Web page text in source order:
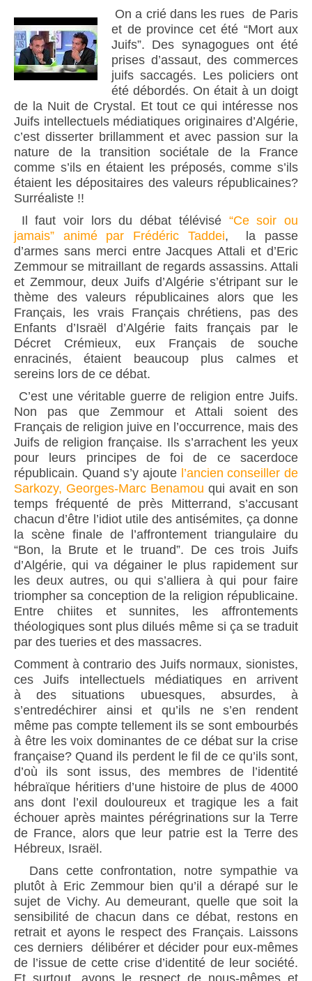
On a crié dans les rues de Paris
et de province cet été “Mort aux
Juifs”. Des synagogues ont été
prises d’assaut, des commerces
juifs saccagés. Les policiers ont
été débordés. On était à un doigt
de la Nuit de Crystal. Et tout ce qui intéresse nos
Juifs intellectuels médiatiques originaires d’Algérie,
c’est disserter brillamment et avec passion sur la
nature de la transition sociétale de la France
comme s’ils en étaient les préposés, comme s’ils
étaient les dépositaires des valeurs républicaines?
Surréaliste !!
Il faut voir lors du débat télévisé “Ce soir ou
jamais” animé par Frédéric Taddei, la passe
d’armes sans merci entre Jacques Attali et d’Eric
Zemmour se mitraillant de regards assassins. Attali
et Zemmour, deux Juifs d’Algérie s’étripant sur le
thème des valeurs républicaines alors que les
Français, les vrais Français chrétiens, pas des
Enfants d’Israël d’Algérie faits français par le
Décret Crémieux, eux Français de souche
enracinés, étaient beaucoup plus calmes et
sereins lors de ce débat.
C’est une véritable guerre de religion entre Juifs.
Non pas que Zemmour et Attali soient des
Français de religion juive en l’occurrence, mais des
Juifs de religion française. Ils s’arrachent les yeux
pour leurs principes de foi de ce sacerdoce
républicain. Quand s’y ajoute l’ancien conseiller de
Sarkozy, Georges-Marc Benamou qui avait en son
temps fréquenté de près Mitterrand, s’accusant
chacun d’être l’idiot utile des antisémites, ça donne
la scène finale de l’affrontement triangulaire du
“Bon, la Brute et le truand”. De ces trois Juifs
d’Algérie, qui va dégainer le plus rapidement sur
les deux autres, ou qui s’alliera à qui pour faire
triompher sa conception de la religion républicaine.
Entre chiites et sunnites, les affrontements
théologiques sont plus dilués même si ça se traduit
par des tueries et des massacres.
Comment à contrario des Juifs normaux, sionistes,
ces Juifs intellectuels médiatiques en arrivent
à des situations ubuesques, absurdes, à
s’entredéchirer ainsi et qu’ils ne s’en rendent
même pas compte tellement ils se sont embourbés
à être les voix dominantes de ce débat sur la crise
française? Quand ils perdent le fil de ce qu’ils sont,
d’où ils sont issus, des membres de l’identité
hébraïque héritiers d’une histoire de plus de 4000
ans dont l’exil douloureux et tragique les a fait
échouer après maintes pérégrinations sur la Terre
de France, alors que leur patrie est la Terre des
Hébreux, Israël.
Dans cette confrontation, notre sympathie va
plutôt à Eric Zemmour bien qu’il a dérapé sur le
sujet de Vichy. Au demeurant, quelle que soit la
sensibilité de chacun dans ce débat, restons en
retrait et ayons le respect des Français. Laissons
ces derniers délibérer et décider pour eux-mêmes
de l’issue de cette crise d’identité de leur société.